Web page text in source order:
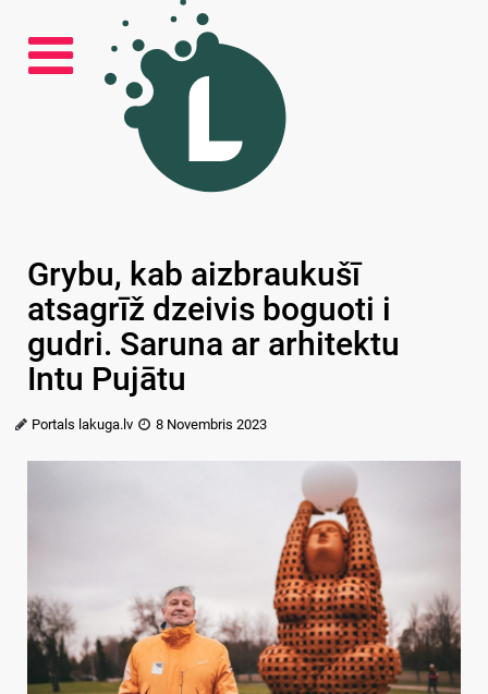
Grybu, kab aizbraukušī
atsagrīž dzeivis boguoti i
gudri. Saruna ar arhitektu
Intu Pujātu
Portals lakuga.lv 8 Novembris 2023